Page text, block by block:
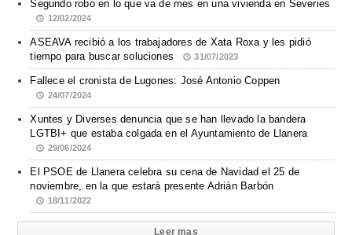
Segundo robo en lo que va de mes en una vivienda en Severies
12/02/2024
ASEAVA recibió a los trabajadores de Xata Roxa y les pidió
tiempo para buscar soluciones
31/07/2023
Fallece el cronista de Lugones: José Antonio Coppen
24/07/2024
Xuntes y Diverses denuncia que se han llevado la bandera
LGTBI+ que estaba colgada en el Ayuntamiento de Llanera
29/06/2024
El PSOE de Llanera celebra su cena de Navidad el 25 de
noviembre, en la que estará presente Adrián Barbón
18/11/2022
Leer mas